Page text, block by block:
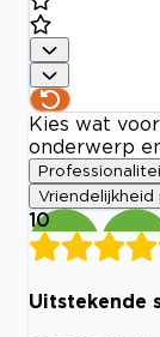
Kies wat
onderwerp
Vriendelijkheid
10
Uitstekende